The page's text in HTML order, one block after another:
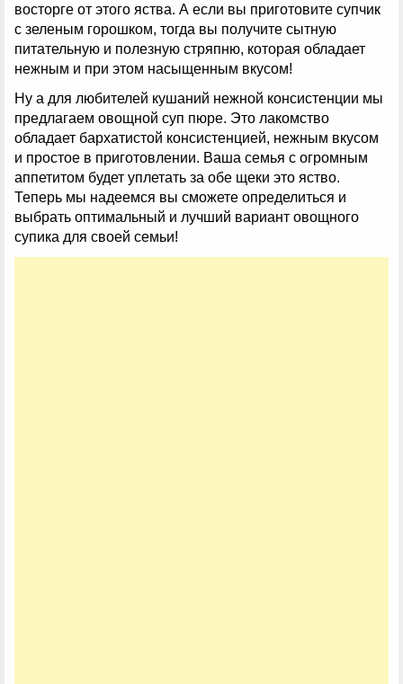
восторге от этого яства. А если вы приготовите супчик
с зеленым горошком, тогда вы получите сытную
питательную и полезную стряпню, которая обладает
нежным и при этом насыщенным вкусом!
Ну а для любителей кушаний нежной консистенции мы
предлагаем овощной суп пюре. Это лакомство
обладает бархатистой консистенцией, нежным вкусом
и простое в приготовлении. Ваша семья с огромным
аппетитом будет уплетать за обе щеки это яство.
Теперь мы надеемся вы сможете определиться и
выбрать оптимальный и лучший вариант овощного
супика для своей семьи!